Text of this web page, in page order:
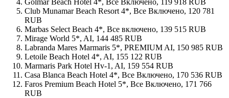
Club Munamar Beach Resort 4*, Все Включено, 120 781
RUB
Marbas Select Beach 4*, Все включено, 139 515 RUB
Mirage World 5*, AI, 144 485 RUB
Labranda Mares Marmaris 5*, PREMIUM AI, 150 985 RUB
Letoile Beach Hotel 4*, AI, 155 122 RUB
Marmaris Park Hotel Hv-1, AI, 159 554 RUB
Casa Blanca Beach Hotel 4*, Все Включено, 170 536 RUB
Faros Premium Beach Hotel 5*, Все Включено, 171 766
RUB